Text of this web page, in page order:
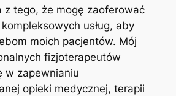
z tego, że mogę zaoferować
usług, aby
moich pacjentów. Mój
fizjoterapeutów
w zapewnianiu
opieki medycznej, terapii